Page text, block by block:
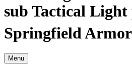
sub Tactical Light
Springfield
Menu